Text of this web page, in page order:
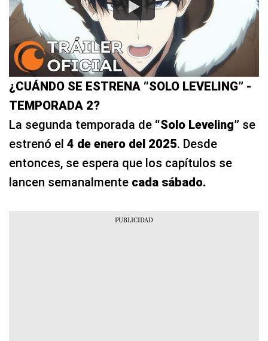
¿CUÁNDO SE ESTRENA “SOLO LEVELING” -
TEMPORADA 2?
La segunda temporada de “Solo Leveling” se
estrenó el 4 de enero del 2025. Desde
entonces, se espera que los capítulos se
lancen semanalmente cada sábado.